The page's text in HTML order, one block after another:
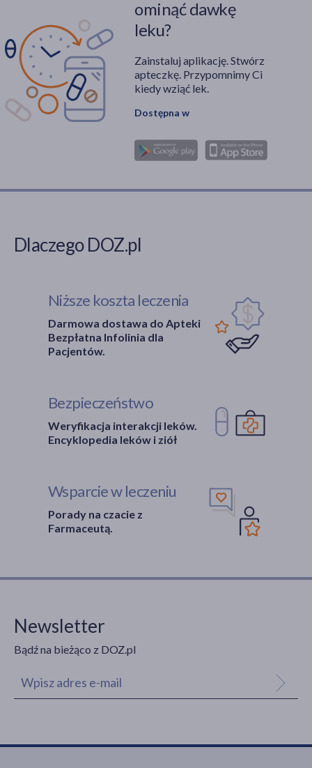
ominąć dawkę
leku?
Zainstaluj aplikację. Stwórz
apteczkę. Przypomnimy Ci
kiedy wziąć lek.
Dostępna w
Dlaczego DOZ.pl
Niższe koszta leczenia
Darmowa dostawa do Apteki
Bezpłatna Infolinia dla
Pacjentów.
Bezpieczeństwo
Weryfikacja interakcji leków.
Encyklopedia leków i ziół
Wsparcie w leczeniu
Porady na czacie z
Farmaceutą.
Newsletter
Bądź na bieżąco z DOZ.pl